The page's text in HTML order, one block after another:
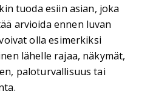
tuoda esiin asian, joka
arvioida ennen luvan
olla esimerkiksi
lähelle rajaa, näkymät,
paloturvallisuus tai